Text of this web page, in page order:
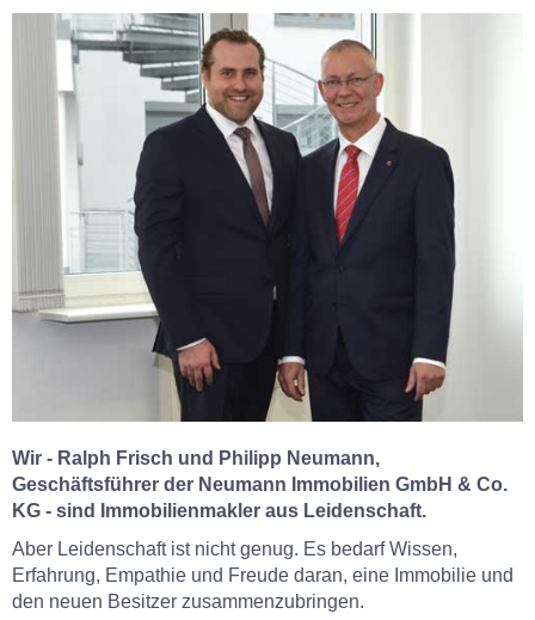
Wir - Ralph Frisch und Philipp Neumann,
Geschäftsführer der Neumann Immobilien GmbH & Co.
KG - sind Immobilienmakler aus Leidenschaft.
Aber Leidenschaft ist nicht genug. Es bedarf Wissen,
Erfahrung, Empathie und Freude daran, eine Immobilie und
den neuen Besitzer zusammenzubringen.